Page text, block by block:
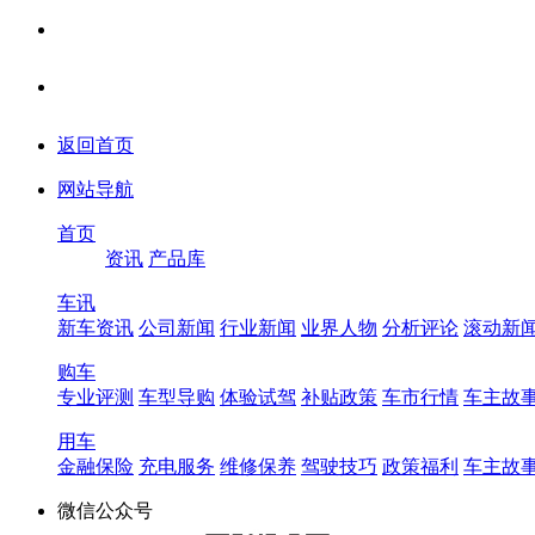
返回首页
网站导航
首页
资讯 产品库
车讯
新车资讯 公司新闻 行业新闻 业界人物 分析评论 滚动新
购车
专业评测 车型导购 体验试驾 补贴政策 车市行情 车主故
用车
金融保险 充电服务 维修保养 驾驶技巧 政策福利 车主故
微信公众号